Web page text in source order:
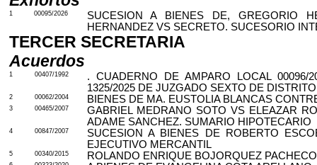
1 00095/2026
SUCESION A BIENES DE, GREGORIO
HERNANDEZ VS SECRETO. SUCESORIO
TERCER SECRETARIA
Acuerdos
1 00407/1992
. CUADERNO DE AMPARO LOCAL 00096/
1325/2025 DE JUZGADO SEXTO DE
2 00062/2004 BIENES DE MA. EUSTOLIA BLANCAS
3 00465/2007
GABRIEL MEDRANO SOTO VS ELEAZAR
ADAME SANCHEZ. SUMARIO HIPOTECARIO
4 00847/2007
SUCESION A BIENES DE ROBERTO
EJECUTIVO MERCANTIL
5 00340/2015 ROLANDO ENRIQUE BOJORQUEZ